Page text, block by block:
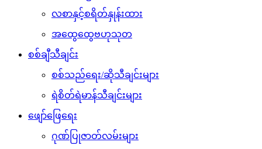
လစာနှင့်စရိတ်နှုန်းထား
အထွေထွေဗဟုသုတ
စစ်ချီသီချင်း
စစ်သည်ရေး/ဆိုသီချင်းများ
ရဲစိတ်ရဲမာန်သီချင်းများ
ဖျော်ဖြေရေး
ဂုဏ်ပြုဇာတ်လမ်းများ